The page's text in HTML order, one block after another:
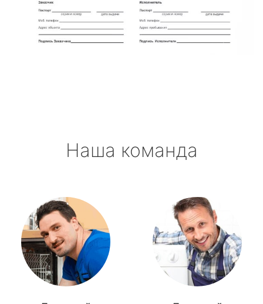
Наша команда